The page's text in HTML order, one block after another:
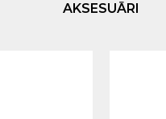
AKSESUĀRI